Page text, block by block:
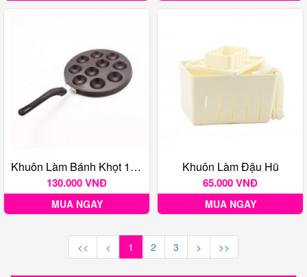
Khuôn Làm Bánh Khọt 10 Lỗ Có Tay Cầm Huỳnh Anh
130.000 VNĐ
MUA NGAY
Khuôn Làm Đậu Hũ
65.000 VNĐ
MUA NGAY
<< < 1 2 3 > >>